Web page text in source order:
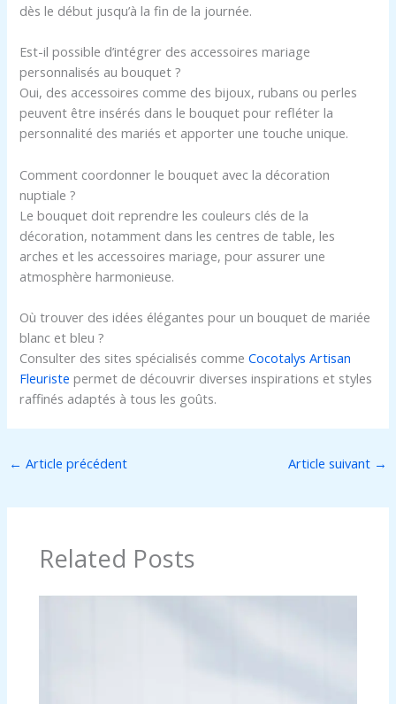
dès le début jusqu’à la fin de la journée.
Est-il possible d’intégrer des accessoires mariage
personnalisés au bouquet ?
Oui, des accessoires comme des bijoux, rubans ou perles
peuvent être insérés dans le bouquet pour refléter la
personnalité des mariés et apporter une touche unique.
Comment coordonner le bouquet avec la décoration
nuptiale ?
Le bouquet doit reprendre les couleurs clés de la
décoration, notamment dans les centres de table, les
arches et les accessoires mariage, pour assurer une
atmosphère harmonieuse.
Où trouver des idées élégantes pour un bouquet de mariée
blanc et bleu ?
Consulter des sites spécialisés commeCocotalys Artisan
Fleuriste permet de découvrir diverses inspirations et styles
raffinés adaptés à tous les goûts.
← Article précédent Article suivant →
Related Posts